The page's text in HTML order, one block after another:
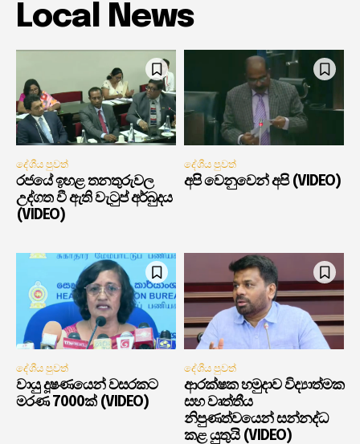
Local News
දේශීය පුවත්
රජයේ ඉහළ තනතුරුවල
උද්ගත වී ඇති වැටුප් අර්බුදය
(VIDEO)
දේශීය පුවත්
අපි වෙනුවෙන් අපි (VIDEO)
දේශීය පුවත්
වායු දූෂණයෙන් වසරකට
මරණ 7000ක් (VIDEO)
දේශීය පුවත්
ආරක්ෂක හමුදාව විද්‍යාත්මක
සහ වෘත්තීය
නිපුණත්වයෙන් සන්නද්ධ
කළ යුතුයි (VIDEO)